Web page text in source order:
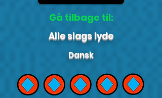
Gå tilbage til:
Alle slags lyde
Dansk